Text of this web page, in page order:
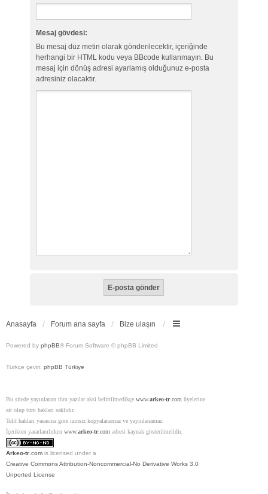
Mesaj gövdesi:
Bu mesaj düz metin olarak gönderilecektir, içeriğinde
herhangi bir HTML kodu veya BBcode kullanmayın. Bu
mesaj için dönüş adresi ayarlamış olduğunuz e-posta
adresiniz olacaktır.
Anasayfa Forum ana sayfa Bize ulaşın
Powered by phpBB® Forum Software © phpBB Limited
Türkçe çeviri: phpBB Türkiye
Bu sitede yayınlanan tüm yazılar aksi belirtilmedikçe www.arkeo-tr.com üyelerine
ait olup tüm hakları saklıdır.
Telif hakları yasasına göre izinsiz kopyalanamaz ve yayınlanamaz.
İçerikten yararlanılırken www.arkeo-tr.com adresi kaynak gösterilmelidir.
Arkeo-tr .com is licensed under a
Creative Commons Attribution-Noncommercial-No Derivative Works 3.0
Unported License